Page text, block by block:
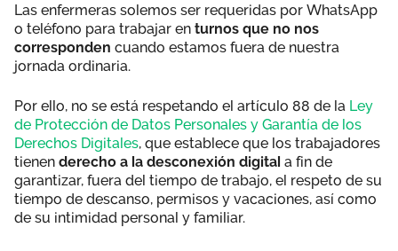
Las enfermeras solemos ser requeridas por WhatsApp
o teléfono para trabajar en turnos que no nos
corresponden cuando estamos fuera de nuestra
jornada ordinaria.
Por ello, no se está respetando el artículo 88 de la Ley
de Protección de Datos Personales y Garantía de los
Derechos Digitales, que establece que los trabajadores
tienen derecho a la desconexión digital a fin de
garantizar, fuera del tiempo de trabajo, el respeto de su
tiempo de descanso, permisos y vacaciones, así como
de su intimidad personal y familiar.